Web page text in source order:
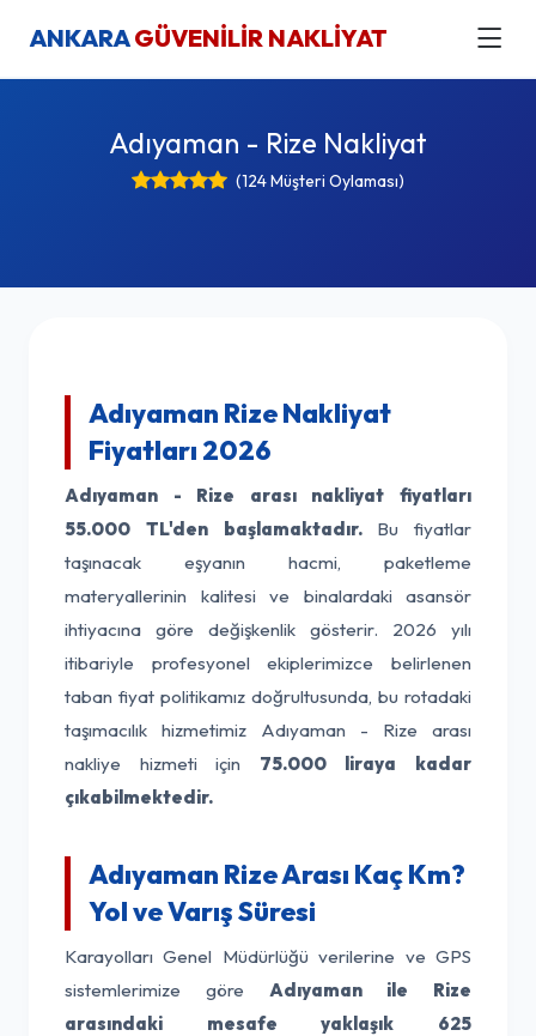
ANKARAGÜVENİLİR NAKLİYAT
Adıyaman - Rize Nakliyat
(124 Müşteri Oylaması)
Adıyaman Rize Nakliyat
Fiyatları 2026
Adıyaman - Rize arası nakliyat fiyatları
55.000 TL'den başlamaktadır.Bu fiyatlar
taşınacak eşyanın hacmi, paketleme
materyallerinin kalitesi ve binalardaki asansör
ihtiyacına göre değişkenlik gösterir. 2026 yılı
itibariyle profesyonel ekiplerimizce belirlenen
taban fiyat politikamız doğrultusunda, bu rotadaki
taşımacılık hizmetimiz Adıyaman - Rize arası
nakliye hizmeti için 75.000 liraya kadar
çıkabilmektedir.
Adıyaman Rize Arası Kaç Km?
Yol ve Varış Süresi
Karayolları Genel Müdürlüğü verilerine ve GPS
sistemlerimize göre Adıyaman ile Rize
arasındaki mesafe yaklaşık 625